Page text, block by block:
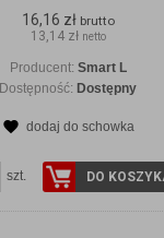
16,16 zł brutto
13,14 zł netto
Producent: Smart L
Dostępność: Dostępny
dodaj do schowka
szt. DO